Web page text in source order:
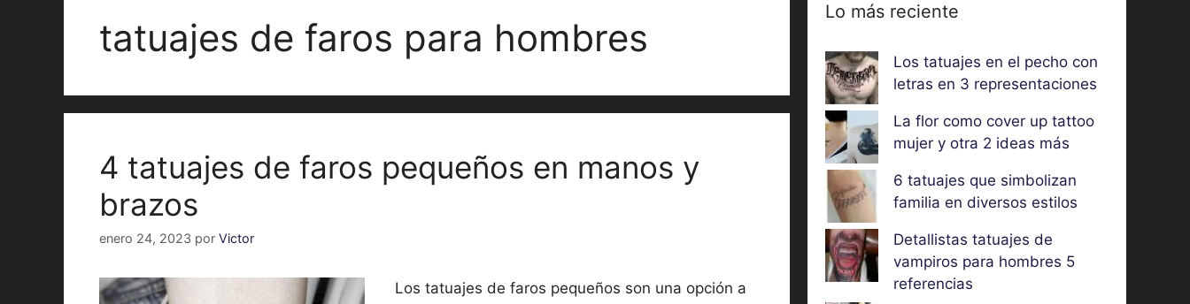
tatuajes de faros para hombres
4 tatuajes de faros pequeños en manos y
brazos
enero 24, 2023 por Victor
Los tatuajes de faros pequeños son una opción a
Lo más reciente
Los tatuajes en el pecho con
letras en 3 representaciones
La flor como cover up tattoo
mujer y otra 2 ideas más
6 tatuajes que simbolizan
familia en diversos estilos
Detallistas tatuajes de
vampiros para hombres 5
referencias